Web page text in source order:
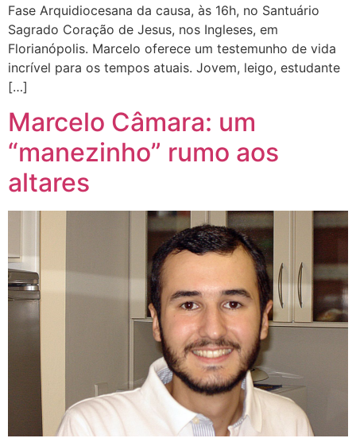
Fase Arquidiocesana da causa, às 16h, no Santuário
Sagrado Coração de Jesus, nos Ingleses, em
Florianópolis. Marcelo oferece um testemunho de vida
incrível para os tempos atuais. Jovem, leigo, estudante
[…]
Marcelo Câmara: um
“manezinho” rumo aos
altares